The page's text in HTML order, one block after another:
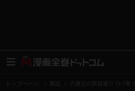
トップページ 六道辻の冥府返り (1-7巻